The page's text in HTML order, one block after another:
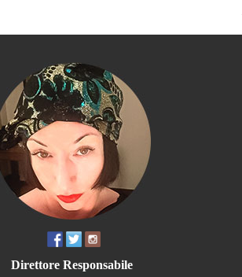
Direttore Responsabile